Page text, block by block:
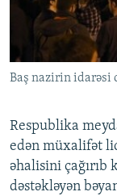
Baş nazirin idarəsi
Respublika
edən müxalifət
əhalisini
dəstəkləyən